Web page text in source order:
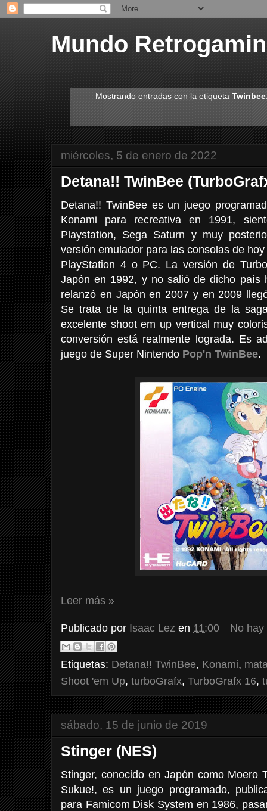
Mundo
Mostrando entradas con la etiquetaTwinbee
miércoles, 5 de enero de 2022
Detana!! TwinBee
Detana!! TwinBee es un juego
Konami para recreativa en 1991,
Playstation, Sega Saturn y muy
versión emulador para las consolas de
PlayStation 4 o PC. La versión de
Japón en 1992, y no salió de dicho país
relanzó en Japón en 2007 y en 2009
Se trata de la quinta entrega de la
excelente shoot em up vertical muy
conversión está realmente lograda. Es
juego de Super Nintendo Pop'n TwinBee.
Leer más »
Publicado por Isaac Lez en 11:00 No
Etiquetas: Detana!! TwinBee, Konami,
Shoot 'em Up, turboGrafx, TurboGrafx 16,
sábado, 15 de junio de 2019
Stinger (NES)
Stinger, conocido en Japón como Moero
Sukue!, es un juego programado,
para Famicom Disk System en 1986,